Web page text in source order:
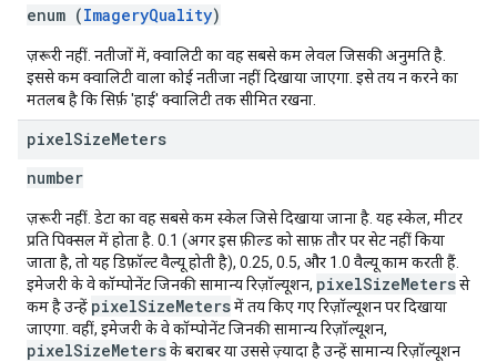
enum (ImageryQuality)
ज़रूरी नहीं. नतीजों में, क्वालिटी का वह सबसे कम लेवल जिसकी अनुमति है.
इससे कम क्वालिटी वाला कोई नतीजा नहीं दिखाया जाएगा. इसे तय न करने का
मतलब है कि सिर्फ़ 'हाई' क्वालिटी तक सीमित रखना.
pixelSizeMeters
number
ज़रूरी नहीं. डेटा का वह सबसे कम स्केल जिसे दिखाया जाना है. यह स्केल, मीटर
प्रति पिक्सल में होता है. 0.1 (अगर इस फ़ील्ड को साफ़ तौर पर सेट नहीं किया
जाता है, तो यह डिफ़ॉल्ट वैल्यू होती है), 0.25, 0.5, और 1.0 वैल्यू काम करती हैं.
इमेजरी के वे कॉम्पोनेंट जिनकी सामान्य रिज़ॉल्यूशन, pixelSizeMetersसे
कम है उन्हें pixelSizeMetersमें तय किए गए रिज़ॉल्यूशन पर दिखाया
जाएगा. वहीं, इमेजरी के वे कॉम्पोनेंट जिनकी सामान्य रिज़ॉल्यूशन,
pixelSizeMetersके बराबर या उससे ज़्यादा है उन्हें सामान्य रिज़ॉल्यूशन